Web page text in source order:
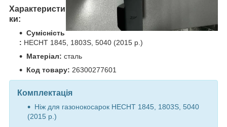
Характеристи
ки:
Сумісність
: HECHT 1845, 1803S, 5040 (2015 р.)
Матеріал: сталь
Код товару: 26300277601
Комплектація
Ніж для газонокосарок HECHT 1845, 1803S, 5040
(2015 р.)